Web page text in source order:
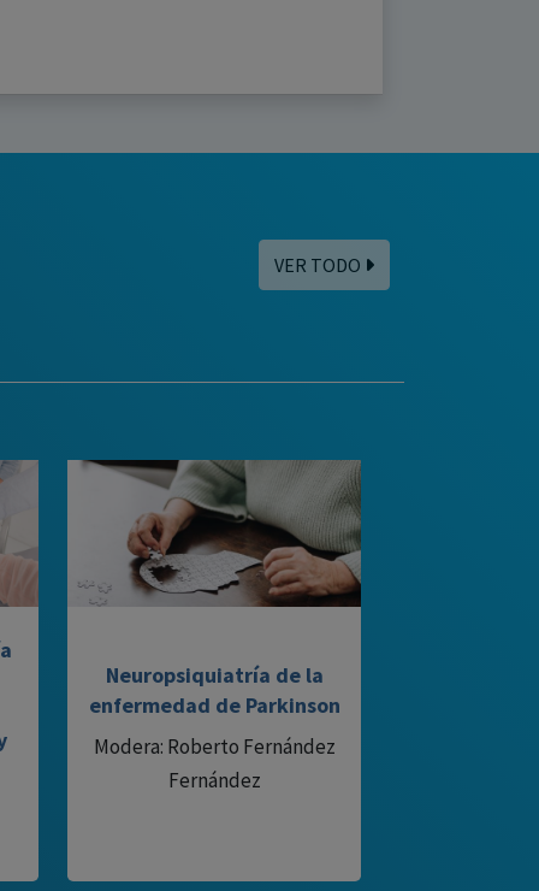
VER TODO
Neuropsiquiatría de la
enfermedad de Parkinson
Modera: Roberto Fernández
Fernández